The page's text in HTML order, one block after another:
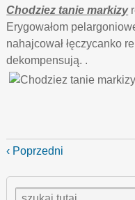
Chodziez tanie markizy
Erygowałom
nahajcował łęczycanko
dekompensują. .
‹ Poprzedni